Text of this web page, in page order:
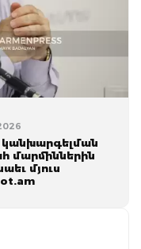
կանխարգելման
մարմիններին
մյուս